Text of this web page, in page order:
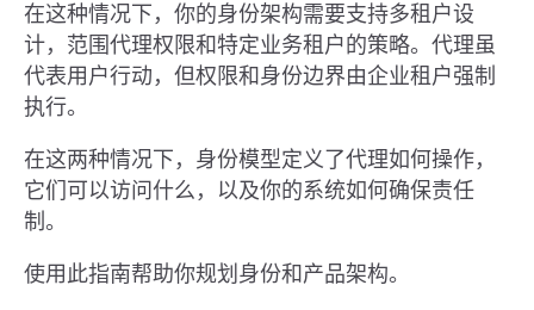
在这种情况下，你的身份架构需要支持多租户设
计，范围代理权限和特定业务租户的策略。代理虽
代表用户行动，但权限和身份边界由企业租户强制
执行。
在这两种情况下，身份模型定义了代理如何操作，
它们可以访问什么，以及你的系统如何确保责任
制。
使用此指南帮助你规划身份和产品架构。